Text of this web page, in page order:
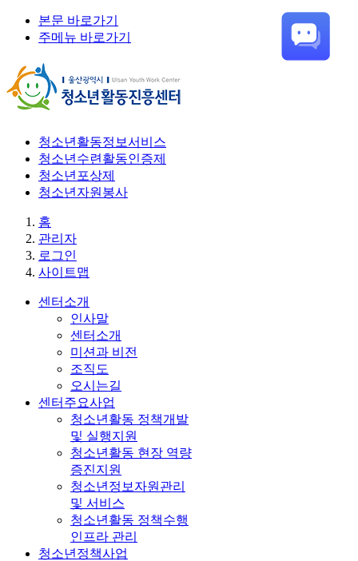
본문 바로가기
주메뉴 바로가기
청소년활동정보서비스
청소년수련활동인증제
청소년포상제
청소년자원봉사
홈
관리자
로그인
사이트맵
센터소개
인사말
센터소개
미션과 비전
조직도
오시는길
센터주요사업
청소년활동 정책개발
및 실행지원
청소년활동 현장 역량
증진지원
청소년정보자원관리
및 서비스
청소년활동 정책수행
인프라 관리
청소년정책사업